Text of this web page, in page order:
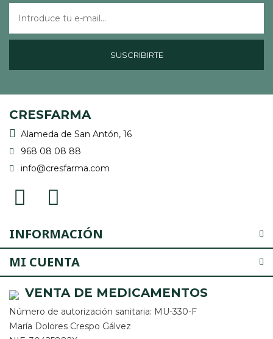
SUSCRIBIRTE
CRESFARMA
Alameda de San Antón, 16
968 08 08 88
info@cresfarma.com
INFORMACIÓN
MI CUENTA
VENTA DE MEDICAMENTOS
Número de autorización sanitaria: MU-330-F
María Dolores Crespo Gálvez